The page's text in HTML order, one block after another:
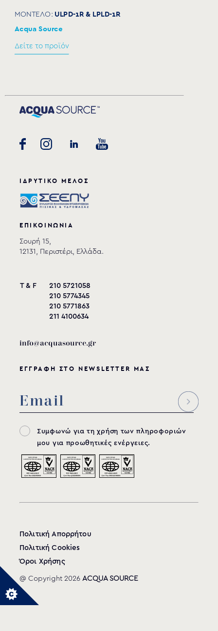
ΜΟΝΤΕΛΟ: ULPD-1R & LPLD-1R
Acqua Source
Δείτε το προϊόν
ΙΔΡΥΤΙΚΟ ΜΕΛΟΣ
ΕΠΙΚΟΙΝΩΝΙΑ
Σουρή 15,
12131, Περιστέρι, Ελλάδα.
T & F
210 5721058
210 5774345
210 5771863
211 4100634
info@acquasource.gr
ΕΓΓΡΑΦΗ ΣΤΟ NEWSLETTER ΜΑΣ
Συμφωνώ για τη χρήση των πληροφοριών
μου για προωθητικές ενέργειες.
Πολιτική Απορρήτου
Πολιτική Cookies
Όροι Χρήσης
@ Copyright 2026 ACQUA SOURCE